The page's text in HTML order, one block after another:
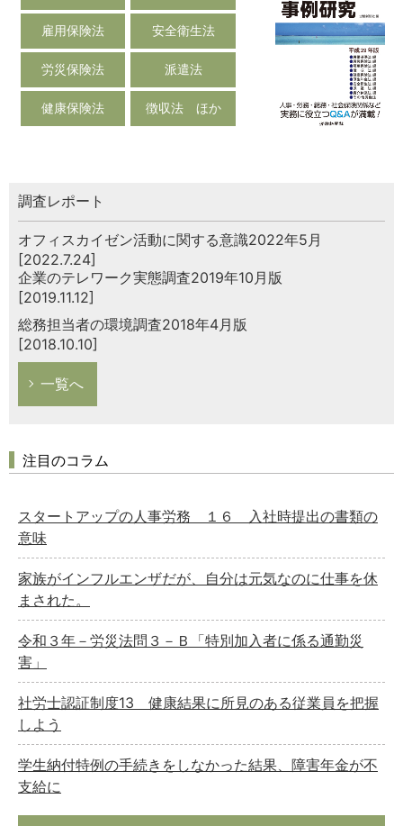
雇用保険法 安全衛生法
労災保険法 派遣法
健康保険法 徴収法 ほか
調査レポート
オフィスカイゼン活動に関する意識2022年5月
[2022.7.24]
企業のテレワーク実態調査2019年10月版
[2019.11.12]
総務担当者の環境調査2018年4月版
[2018.10.10]
一覧へ
注目のコラム
スタートアップの人事労務 １６ 入社時提出の書類の
意味
家族がインフルエンザだが、自分は元気なのに仕事を休
まされた。
令和３年－労災法問３－Ｂ「特別加入者に係る通勤災
害」
社労士認証制度13 健康結果に所見のある従業員を把握
しよう
学生納付特例の手続きをしなかった結果、障害年金が不
支給に